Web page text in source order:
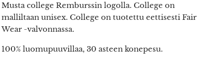
Musta college Remburssin logolla. College on
malliltaan unisex. College on tuotettu eettisesti Fair
Wear -valvonnassa.
100% luomupuuvillaa, 30 asteen konepesu.